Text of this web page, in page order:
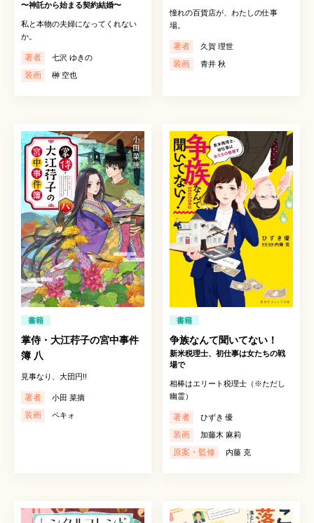
〜神託から始まる契約結婚〜
私と本物の夫婦になってくれない
か。
著者 七沢 ゆきの
装画 榊 空也
憧れの百貨店が、わたしの仕事
場。
著者 久賀 理世
装画 青井 秋
書籍
掌侍・大江荇子の宮中事件
簿 八
見事なり、大団円!!
著者 小田 菜摘
装画 ペキォ
書籍
争族なんて聞いてない！
新米税理士、初仕事は女たちの戦
場で
相棒はエリート税理士（※ただし
幽霊）
著者 ひずき 優
装画 加藤木 麻莉
原案・監修 内藤 克